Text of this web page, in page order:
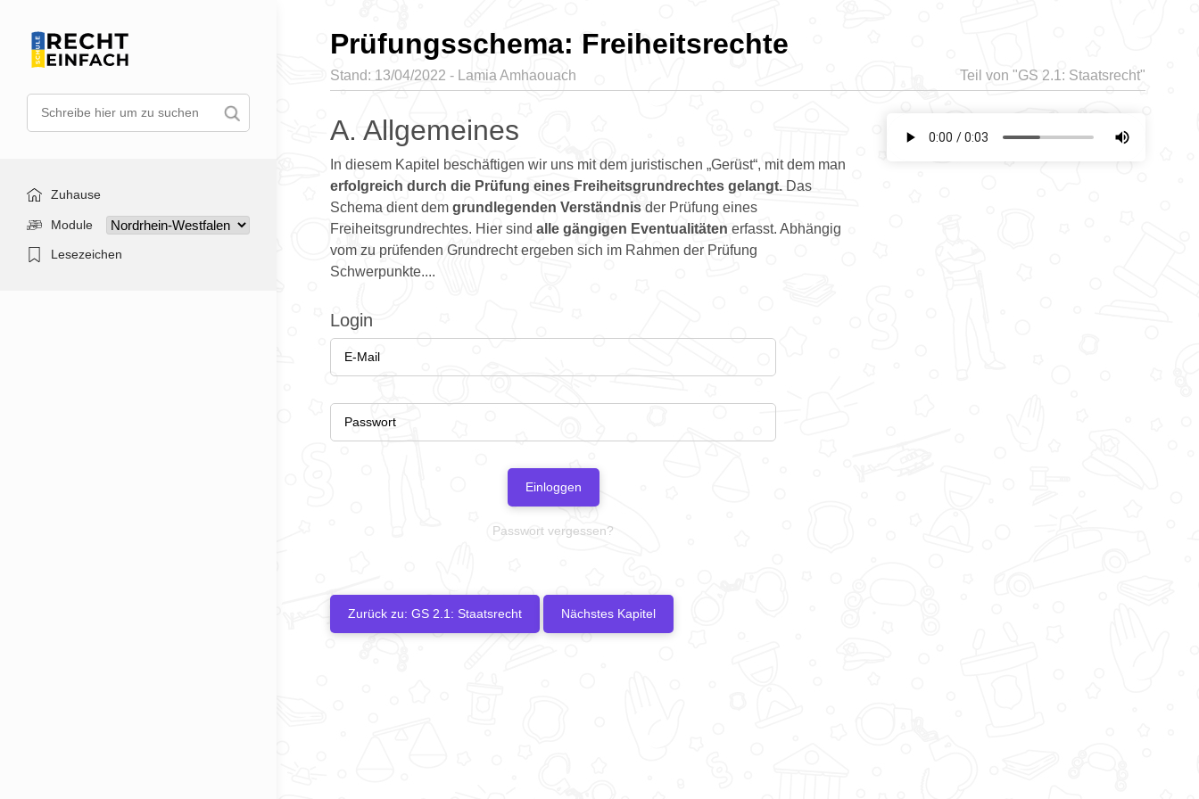
Zuhause
Module
Lesezeichen
Prüfungsschema: Freiheitsrechte
Stand: 13/04/2022 - Lamia Amhaouach Teil von "GS 2.1: Staatsrecht"
A. Allgemeines
In diesem Kapitel beschäftigen wir uns mit dem juristischen „Gerüst“, mit dem man
erfolgreich durch die Prüfung eines Freiheitsgrundrechtes gelangt. Das
Schema dient dem grundlegenden Verständnis der Prüfung eines
Freiheitsgrundrechtes. Hier sind alle gängigen Eventualitäten erfasst. Abhängig
vom zu prüfenden Grundrecht ergeben sich im Rahmen der Prüfung
Schwerpunkte....
Login
Einloggen
Passwort vergessen?
Zurück zu: GS 2.1: Staatsrecht Nächstes Kapitel